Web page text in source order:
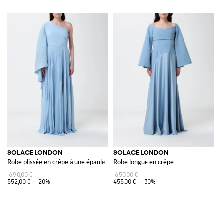
SOLACE LONDON
Robe plissée en crêpe à une épaule
690,00 €
552,00 €
-20%
SOLACE LONDON
Robe longue en crêpe
650,00 €
455,00 €
-30%